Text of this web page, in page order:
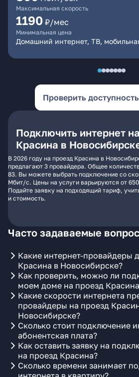
Максимальная скорость
1190 ₽/мес
Минимальная цена
Домашний интернет, ТВ,
Проверить
Подключить интернет
Красина в
В 2026 году на проезд Красина в
предлагают 3 провайдера. Общее
83. Вы можете выбрать подключение со
Мбит/с. Цены на услуги варьируются от
Подайте заявку на подходящий тариф,
и стоимость.
Часто задаваемые
Какие интернет-провайдеры
Красина в Новосибирске?
Как проверить, можно ли
моем доме на проезд
Какие скорости интернета
провайдеры на проезд
Новосибирске?
Сколько стоит подключение
абонентская плата?
Как оставить заявку на
на проезд Красина?
Сколько времени занимает